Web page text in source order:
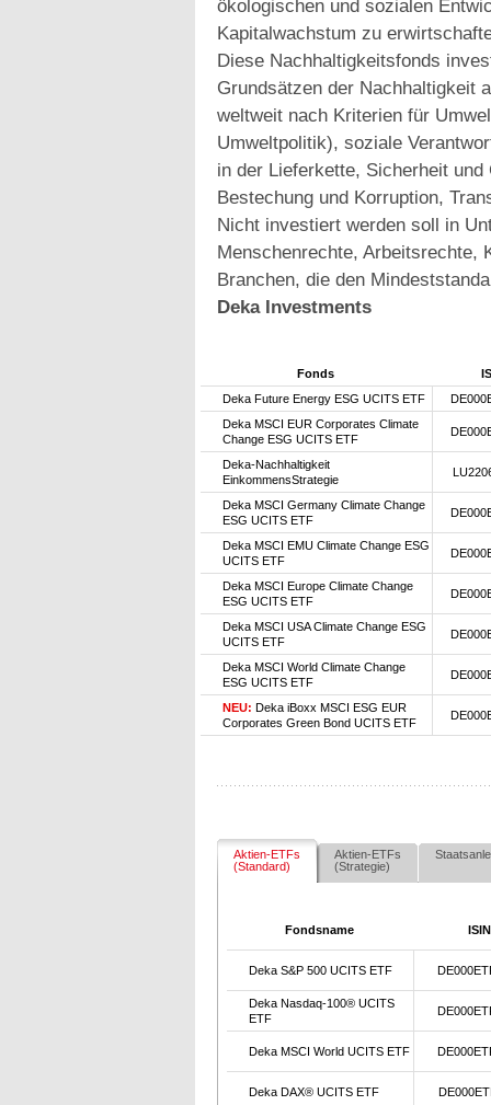
ökologischen und sozialen
Kapitalwachstum zu
Diese Nachhaltigkeitsfonds
Grundsätzen der Nachhaltigkeit
weltweit nach Kriterien für
Umweltpolitik), soziale
in der Lieferkette, Sicherheit
Bestechung und Korruption,
Nicht investiert werden soll in
Menschenrechte, Arbeitsrechte,
Branchen, die den
Deka Investments
Fonds
Deka Future Energy ESG UCITS ETF
Deka MSCI EUR Corporates Climate
Change ESG UCITS ETF
Deka-Nachhaltigkeit
EinkommensStrategie
Deka MSCI Germany Climate Change
ESG UCITS ETF
Deka MSCI EMU Climate Change ESG
UCITS ETF
Deka MSCI Europe Climate Change
ESG UCITS ETF
Deka MSCI USA Climate Change ESG
UCITS ETF
Deka MSCI World Climate Change
ESG UCITS ETF
NEU: Deka iBoxx MSCI ESG EUR
Corporates Green Bond UCITS ETF
Aktien-ETFs
(Standard)
Aktien-ETFs
(Strategie)
Fondsname ISIN
Deka S&P 500 UCITS ETF
Deka Nasdaq-100® UCITS
ETF
Deka MSCI World UCITS ETF
Deka DAX® UCITS ETF